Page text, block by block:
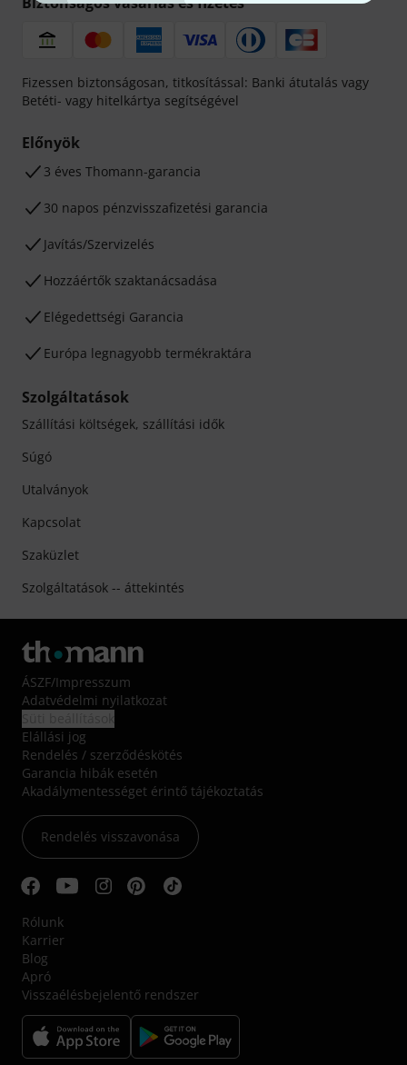
Fizessen biztonságosan, titkosítással: Banki átutalás vagy
Betéti- vagy hitelkártya segítségével
Előnyök
3 éves Thomann-garancia
30 napos pénzvisszafizetési garancia
Javítás/Szervizelés
Hozzáértők szaktanácsadása
Elégedettségi Garancia
Európa legnagyobb termékraktára
Szolgáltatások
Szállítási költségek, szállítási idők
Súgó
Utalványok
Kapcsolat
Szaküzlet
Szolgáltatások -- áttekintés
ÁSZF/Impresszum
Adatvédelmi nyilatkozat
Elállási jog
Rendelés / szerződéskötés
Garancia hibák esetén
Akadálymentességet érintő tájékoztatás
Rendelés visszavonása
Rólunk
Karrier
Blog
Apró
Visszaélésbejelentő rendszer